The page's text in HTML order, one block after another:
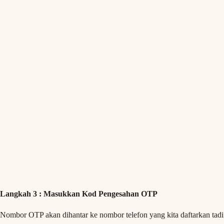
Langkah 3 : Masukkan Kod Pengesahan OTP
Nombor OTP akan dihantar ke nombor telefon yang kita daftarkan